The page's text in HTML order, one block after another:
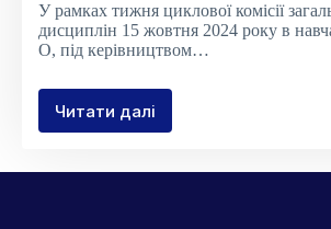
У рамках тижня циклової комісії
дисциплін 15 жовтня 2024 року в
О, під керівництвом…
Читати далі
Озброєння